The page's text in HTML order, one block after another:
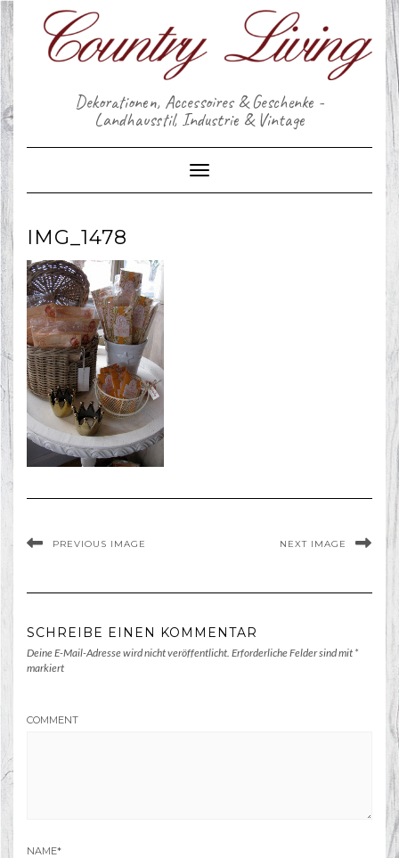
Skip
to
content
Dekorationen, Accessoires & Geschenke -
Landhausstil, Industrie & Vintage
Toggle Navigation
IMG_1478
PREVIOUS IMAGE NEXT IMAGE
SCHREIBE EINEN KOMMENTAR
Deine E-Mail-Adresse wird nicht veröffentlicht. Erforderliche Felder sind mit *
markiert
COMMENT
NAME*